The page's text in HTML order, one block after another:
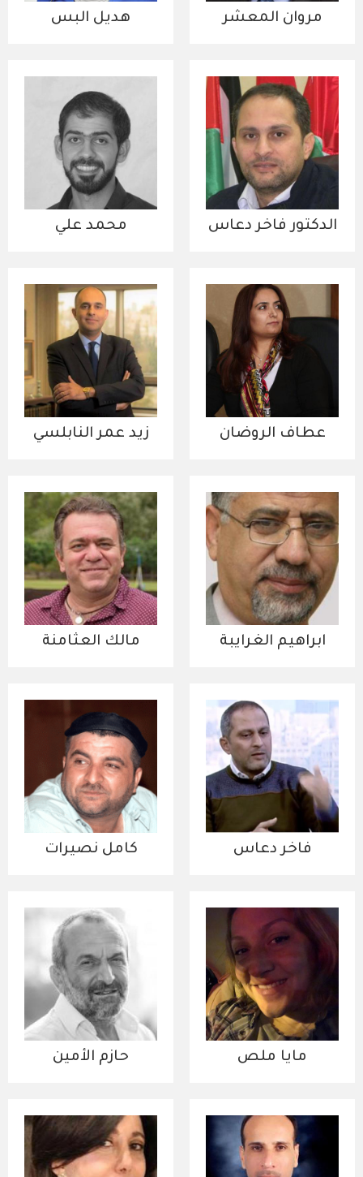
مروان المعشر هديل البس
الدكتور فاخر دعاس محمد علي
عطاف الروضان زيد عمر النابلسي
ابراهيم الغرايبة مالك العثامنة
فاخر دعاس كامل نصيرات
مايا ملص حازم الأمين